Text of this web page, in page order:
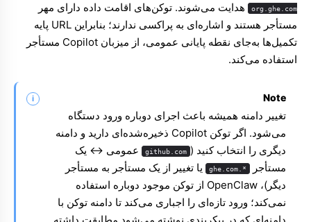
org.ghe.com هدایت می‌شوند. توکن‌های اقامت داده دارای مهر
مستأجر هستند و اشاره‌ای به پراکسی ندارند؛ بنابراین URL پایه
تکمیل‌ها به‌جای نقطه پایانی عمومی، از میزبان Copilot مستأجر
استفاده می‌کند.
Note
تغییر دامنه همیشه باعث اجرای دوباره ورود دستگاه
می‌شود. اگر توکن Copilot ذخیره‌شده‌ای دارید و دامنه
دیگری را انتخاب کنید ( github.com عمومی ↔ یک
مستأجر
*.ghe.com
یا تغییر از یک مستأجر به مستأجر
دیگر)، OpenClaw از توکن موجود دوباره استفاده
نمی‌کند؛ ورود تازه‌ای را اجباری می‌کند تا دامنه توکن با